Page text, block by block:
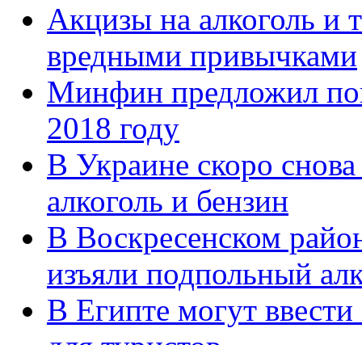
Акцизы на алкоголь и
вредными привычками
Минфин предложил
2018 году
В Украине скоро
алкоголь и бензин
В Воскресенском
изъяли подпольный
В Египте могут